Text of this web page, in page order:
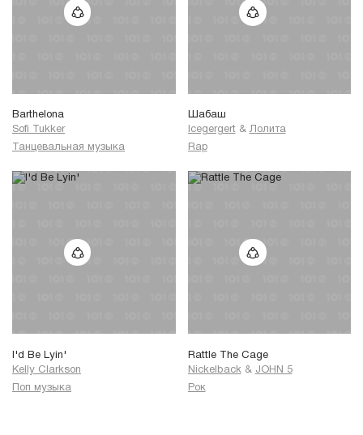
Barthelona
Sofi Tukker
Танцевальная музыка
Шабаш
Icegergert & Лолита
Rap
I'd Be Lyin'
Kelly Clarkson
Поп музыка
Rattle The Cage
Nickelback & JOHN 5
Рок